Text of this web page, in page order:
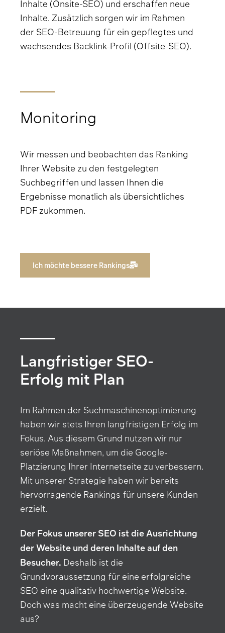
Inhalte (Onsite-SEO) und erschaffen neue
Inhalte. Zusätzlich sorgen wir im Rahmen
der SEO-Betreuung für ein gepflegtes und
wachsendes Backlink-Profil (Offsite-SEO).
Monitoring
Wir messen und beobachten das Ranking
Ihrer Website zu den festgelegten
Suchbegriffen und lassen Ihnen die
Ergebnisse monatlich als übersichtliches
PDF zukommen.
Ich möchte bessere Rankings
Langfristiger SEO-
Erfolg mit Plan
Im Rahmen der Suchmaschinenoptimierung
haben wir stets Ihren langfristigen Erfolg im
Fokus. Aus diesem Grund nutzen wir nur
seriöse Maßnahmen, um die Google-
Platzierung Ihrer Internetseite zu verbessern.
Mit unserer Strategie haben wir bereits
hervorragende Rankings für unsere Kunden
erzielt.
Der Fokus unserer SEO ist die Ausrichtung
der Website und deren Inhalte auf den
Besucher. Deshalb ist die
Grundvoraussetzung für eine erfolgreiche
SEO eine qualitativ hochwertige Website.
Doch was macht eine überzeugende Website
aus?